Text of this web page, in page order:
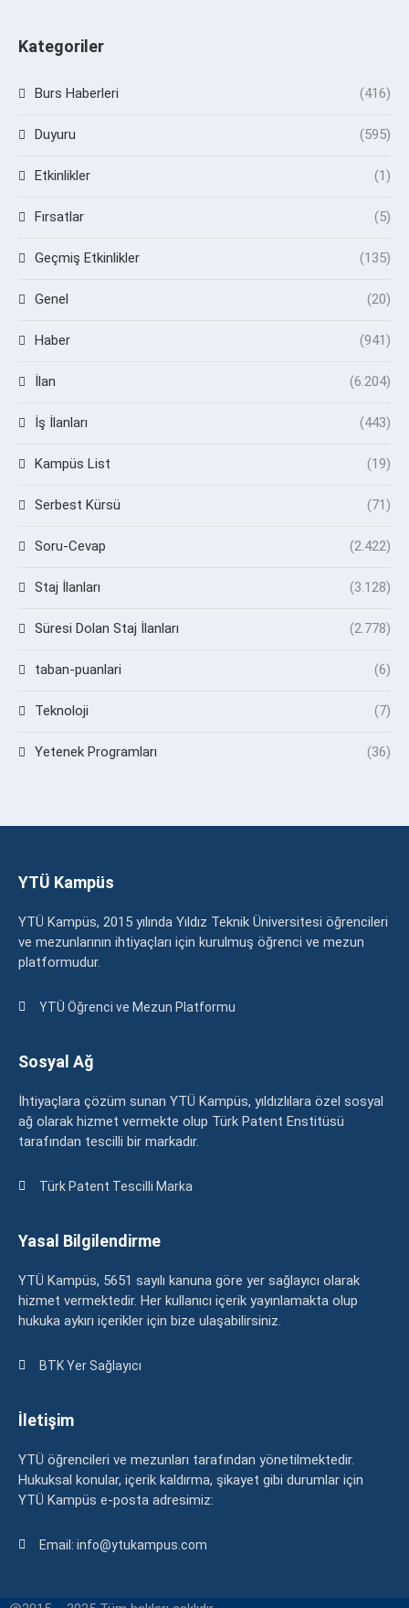
Kategoriler
Burs Haberleri (416)
Duyuru (595)
Etkinlikler (1)
Fırsatlar (5)
Geçmiş Etkinlikler (135)
Genel (20)
Haber (941)
İlan (6.204)
İş İlanları (443)
Kampüs List (19)
Serbest Kürsü (71)
Soru-Cevap (2.422)
Staj İlanları (3.128)
Süresi Dolan Staj İlanları (2.778)
taban-puanlari (6)
Teknoloji (7)
Yetenek Programları (36)
YTÜ Kampüs
YTÜ Kampüs, 2015 yılında Yıldız Teknik Üniversitesi öğrencileri
ve mezunlarının ihtiyaçları için kurulmuş öğrenci ve mezun
platformudur.
YTÜ Öğrenci ve Mezun Platformu
Sosyal Ağ
İhtiyaçlara çözüm sunan YTÜ Kampüs, yıldızlılara özel sosyal
ağ olarak hizmet vermekte olup Türk Patent Enstitüsü
tarafından tescilli bir markadır.
Türk Patent Tescilli Marka
Yasal Bilgilendirme
YTÜ Kampüs, 5651 sayılı kanuna göre yer sağlayıcı olarak
hizmet vermektedir. Her kullanıcı içerik yayınlamakta olup
hukuka aykırı içerikler için bize ulaşabilirsiniz.
BTK Yer Sağlayıcı
İletişim
YTÜ öğrencileri ve mezunları tarafından yönetilmektedir.
Hukuksal konular, içerik kaldırma, şikayet gibi durumlar için
YTÜ Kampüs e-posta adresimiz:
Email: info@ytukampus.com